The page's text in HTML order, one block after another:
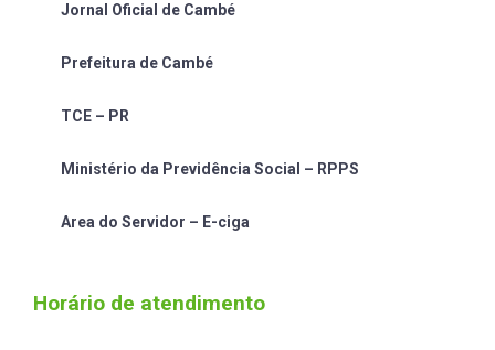
Jornal Oficial de Cambé
Prefeitura de Cambé
TCE – PR
Ministério da Previdência Social – RPPS
Area do Servidor – E-ciga
Horário de atendimento